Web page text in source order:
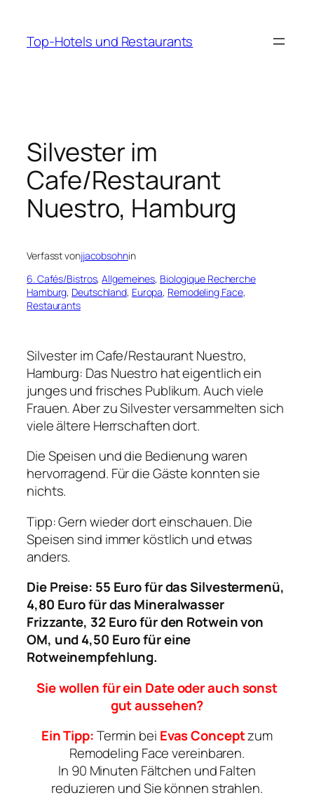
springen
Top-Hotels und Restaurants
Silvester im
Cafe/Restaurant
Nuestro, Hamburg
Verfasst vonjjacobsohnin
6. Cafés/Bistros, Allgemeines, Biologique Recherche
Hamburg, Deutschland, Europa, Remodeling Face
Restaurants
Silvester im Cafe/Restaurant Nuestro,
Hamburg: Das Nuestro hat eigentlich ein
junges und frisches Publikum. Auch viele
Frauen. Aber zu Silvester versammelten sich
viele ältere Herrschaften dort.
Die Speisen und die Bedienung waren
hervorragend. Für die Gäste konnten sie
nichts.
Tipp: Gern wieder dort einschauen. Die
Speisen sind immer köstlich und etwas
anders.
Die Preise: 55 Euro für das Silvestermenü,
4,80 Euro für das Mineralwasser
Frizzante, 32 Euro für den Rotwein von
OM, und 4,50 Euro für eine
Rotweinempfehlung.
Sie wollen für ein Date oder auch sonst
gut aussehen?
Ein Tipp:Termin bei Evas Conceptzum
Remodeling Face vereinbaren.
In 90 Minuten Fältchen und Falten
reduzieren und Sie können strahlen.